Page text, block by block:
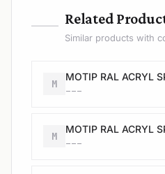
— Related
Similar products with
M
---
M
---